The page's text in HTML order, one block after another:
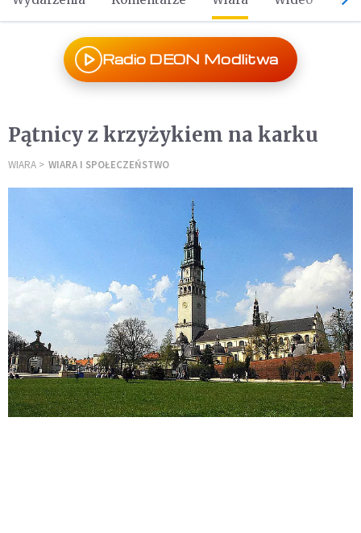
Radio DEON Modlitwa
Pątnicy z krzyżykiem na karku
WIARA WIARA I SPOŁECZEŃSTWO